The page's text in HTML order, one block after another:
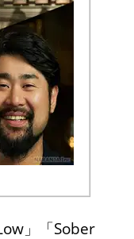
」「Sober